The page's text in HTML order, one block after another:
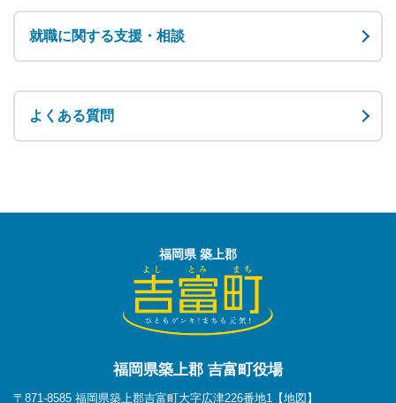
就職に関する支援・相談
よくある質問
福岡県 築上郡
福岡県築上郡 吉富町役場
〒871-8585 福岡県築上郡吉富町大字広津226番地1 【地図】